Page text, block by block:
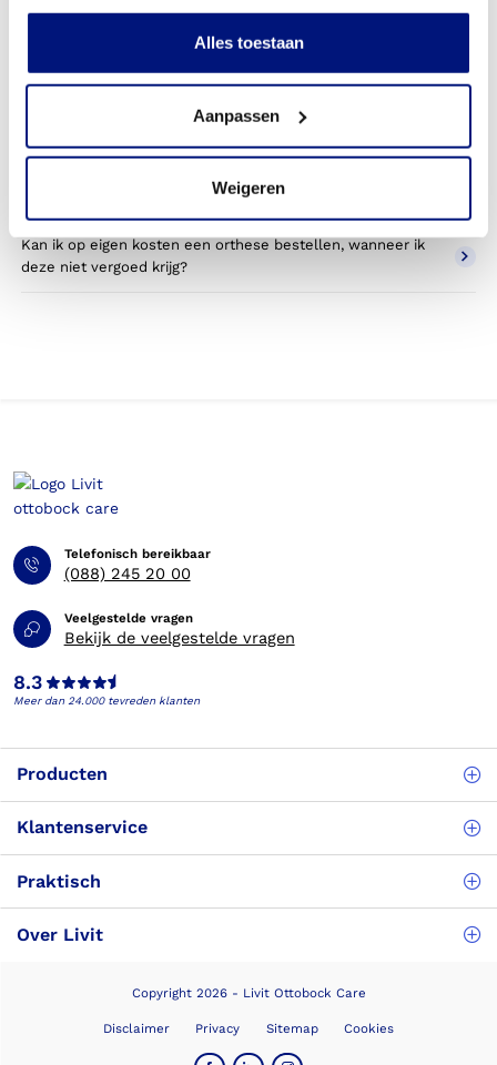
Alles toestaan
Aanpassen
Weigeren
Wat valt er binnen de vergoeding van een onderbeen
orthese?
Wordt een onderbeen orthese die ik gebruik voor sporten
betaald door mijn zorgverzekering?
Betaal ik een eigen bijdrage voor de onderbeen orthese?
Kan ik op eigen kosten een orthese bestellen, wanneer ik
deze niet vergoed krijg?
Telefonisch bereikbaar
(088) 245 20 00
Veelgestelde vragen
Bekijk de veelgestelde vragen
8.3
Meer dan 24.000 tevreden klanten
Producten
Klantenservice
Praktisch
Over Livit
Copyright 2026 - Livit Ottobock Care
Disclaimer Privacy Sitemap Cookies